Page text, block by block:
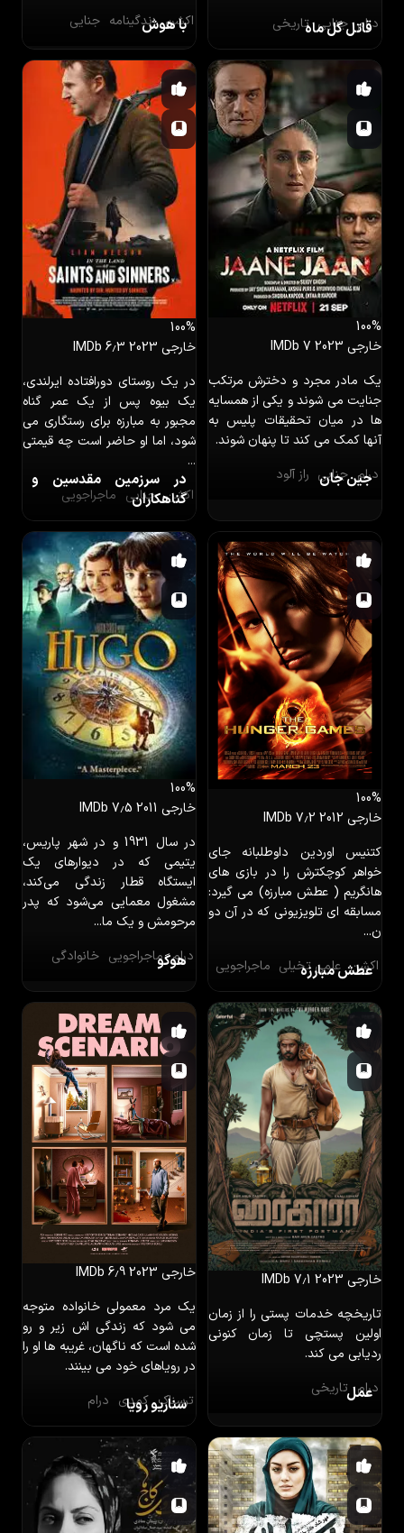
قاتل گل ماه
درام جنایی تاریخی با هوش
اکشن زندگینامه جنایی
100%
جین جان
خارجی 2023
IMDb 7
یک مادر مجرد و دخترش مرتکب
جنایت می شوند و یکی از همسایه
ها در میان تحقیقات پلیس به
آنها کمک می کند تا پنهان شوند.
درام جنایی راز آلود
100%
در سرزمین مقدسین و
گناهکاران
خارجی 2023 IMDb 6٫3
در یک روستای دورافتاده ایرلندی،
یک بیوه پس از یک عمر گناه
مجبور به مبارزه برای رستگاری می
شود، اما او حاضر است چه قیمتی
...
اکشن جنایی ماجراجویی
100%
عطش مبارزه
خارجی 2012 IMDb 7٫2
کتنیس اوردین داوطلبانه جای
خواهر کوچکترش را در بازی های
هانگریم ( عطش مبارزه) می گیرد:
مسابقه ای تلویزیونی که در آن دو
ن...
اکشن علمی تخیلی ماجراجویی
100%
هوگو
خارجی 2011 IMDb 7٫5
در سال 1931 و در شهر پاریس،
یتیمی که در دیوارهای یک
ایستگاه قطار زندگی می‌کند،
مشغول معمایی می‌شود که پدر
مرحومش و یک ما...
درام ماجراجویی خانوادگی
عمل
خارجی 2023 IMDb 7٫1
تاریخچه خدمات پستی را از زمان
اولین پستچی تا زمان کنونی
ردیابی می کند.
درام تاریخی
سناریو رویا
خارجی 2023 IMDb 6٫9
یک مرد معمولی خانواده متوجه
می شود که زندگی اش زیر و رو
شده است که ناگهان، غریبه ها او را
در رویاهای خود می بینند.
ترسناک کمدی درام